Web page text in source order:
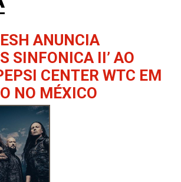
ANUNCIA
SINFONICA II’ AO
CENTER WTC EM
NO MÉXICO